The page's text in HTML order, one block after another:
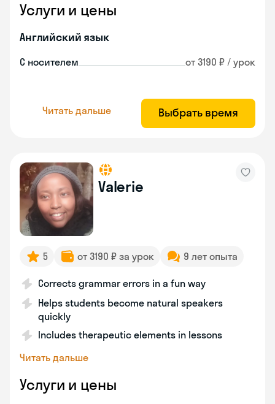
Услуги и цены
Английский язык
С носителем от 3190 ₽ / урок
Читать дальше Выбрать время
Valerie
5 от 3190 ₽ за урок 9 лет опыта
Corrects grammar errors in a fun way
Helps students become natural speakers
quickly
Includes therapeutic elements in lessons
Читать дальше
Услуги и цены